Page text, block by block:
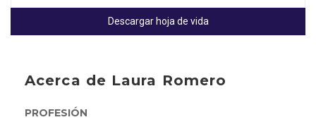
Descargar hoja de vida
Acerca de Laura Romero
PROFESIÓN